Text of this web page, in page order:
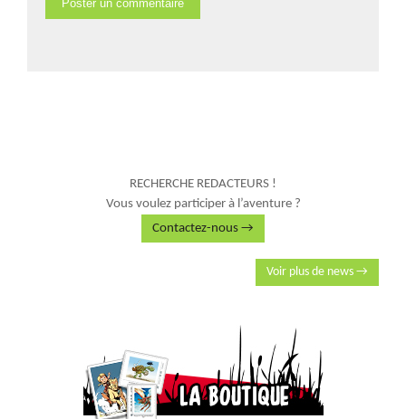
RECHERCHE REDACTEURS !
Vous voulez participer à l’aventure ?
Contactez-nous →
Voir plus de news →